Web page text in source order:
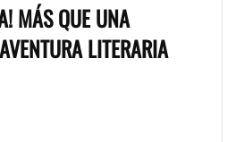
MÁS QUE UNA
LITERARIA